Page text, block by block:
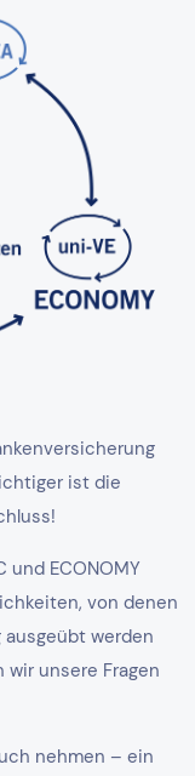
ist die
und ECONOMY
von denen
werden
wir unsere Fragen
nehmen – ein